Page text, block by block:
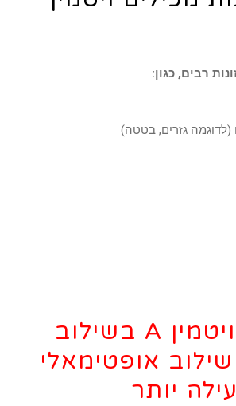
(לדוגמה גזרים, בטטה)
מחסור בויטמין A בשילוב
ויטמין D שילוב אופטימאלי
יותר